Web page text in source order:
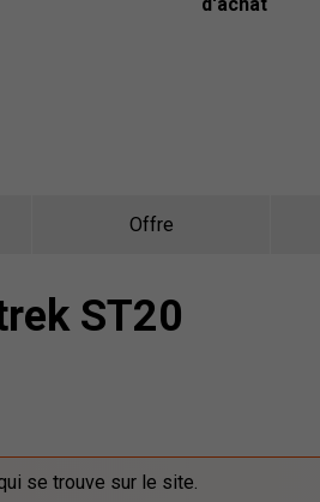
Offre
ST20
se trouve sur le site.